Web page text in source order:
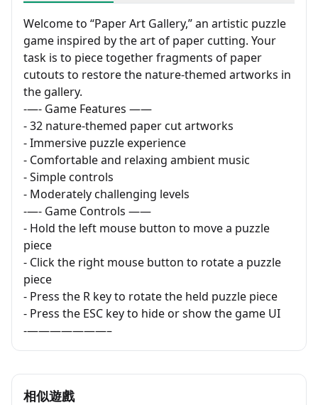
Welcome to “Paper Art Gallery,” an artistic puzzle
game inspired by the art of paper cutting. Your
task is to piece together fragments of paper
cutouts to restore the nature-themed artworks in
the gallery.
-—- Game Features ——
- 32 nature-themed paper cut artworks
- Immersive puzzle experience
- Comfortable and relaxing ambient music
- Simple controls
- Moderately challenging levels
-—- Game Controls ——
- Hold the left mouse button to move a puzzle
piece
- Click the right mouse button to rotate a puzzle
piece
- Press the R key to rotate the held puzzle piece
- Press the ESC key to hide or show the game UI
-———————–
相似遊戲